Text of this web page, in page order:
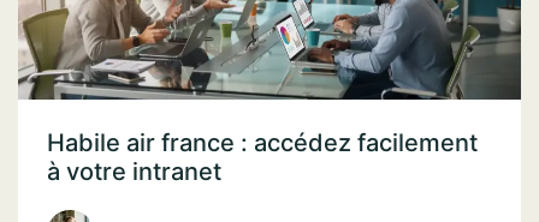
Habile air france : accédez facilement
à votre intranet